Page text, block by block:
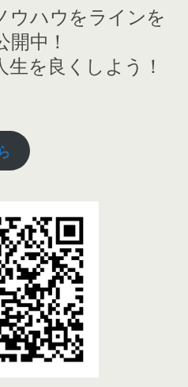
ウハウをラインを
開中！
生を良くしよう！